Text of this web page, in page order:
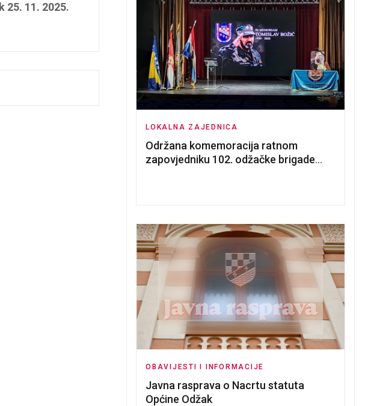
25. 11. 2025.
INSTITUT ZA RAZVOJ MLADIH KULT OBJAVIO JAVNI POZIV
LOKALNA ZAJEDNICA
Održana komemoracija ratnom
zapovjedniku 102. odžačke brigade
OBAVIJESTI I INFORMACIJE
Javna rasprava o Nacrtu statuta
Općine Odžak